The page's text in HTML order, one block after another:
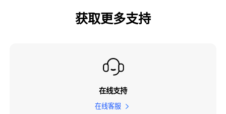
获取更多支持
在线支持
在线客服